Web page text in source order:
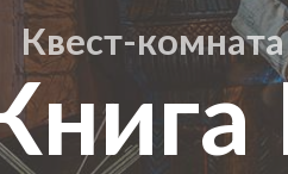
Квест-комната